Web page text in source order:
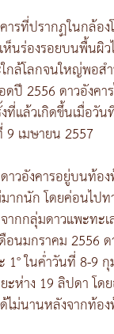
ารที่ปรากฏในกล้อ
ห็นร่องรอยบนพื้นผิว
กล้โลกจนใหญ่พอส
ปี 2556 ดาวอังคา
แล้วเกิดขึ้นเมื่อวั
เมษายน 2557
วอังคารอยู่บนท้อง
กนัก โดยค่อนไปท
ากกลุ่มดาวแพะทะ
นมกราคม 2556
1° ในค่ำวันที่ 8-9
ห่าง 19 ลิปดา โด
ไม่นานหลังจากท้อ